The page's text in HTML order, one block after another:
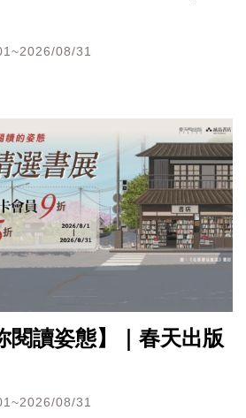
08/31
閱讀姿態】｜春天出版
08/31